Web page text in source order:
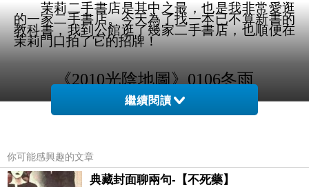
茉莉二手書店是其中之最，也是我非常愛逛
的一家二手書店。今天為了找一本已不算新書的
教科書，我到公館逛了幾家二手書店，也順便在
茉莉門口拍了它的招牌！
《2010光陰地圖》0106冬雨
繼續閱讀
你可能感興趣的文章
典藏封面聊兩句-【不死藥】